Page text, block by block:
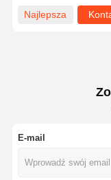
Kontrola
wiertarka z
Najlepsza
E-mail